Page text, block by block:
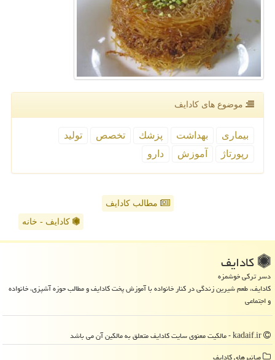
موضوع های كادایف
بیماری بهداشت پزشك تخصص
تولید
رپورتاژ
آموزش دارو
مطالب کادایف
کادایف - خانه
كادایف
دسر ترکی خوشمزه
کادایف، طعم شیرین زندگی در کنار خانواده با آموزش پخت کادایف و مطالب حوزه آشپزی، خانواده
و اجتماعی
میانبرهای كادایف